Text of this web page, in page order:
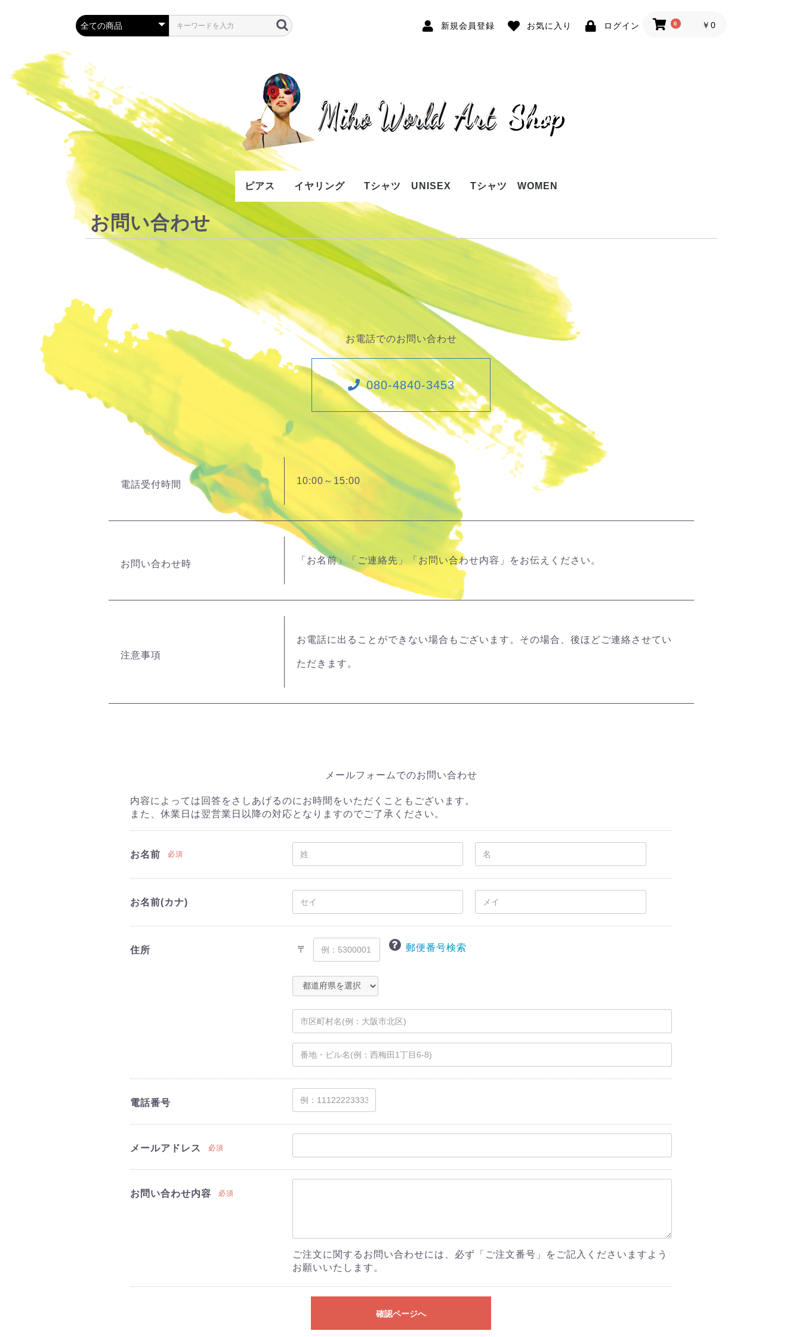
新規会員登録 お気に入り ログイン 0 ￥0
ピアス イヤリング Tシャツ UNISEX Tシャツ WOMEN
お問い合わせ
お電話でのお問い合わせ
080-4840-3453
電話受付時間 10:00～15:00
お問い合わせ時 「お名前」「ご連絡先」「お問い合わせ内容」をお伝えください。
注意事項
お電話に出ることができない場合もございます。その場合、後ほどご連絡させてい
ただきます。
メールフォームでのお問い合わせ
内容によっては回答をさしあげるのにお時間をいただくこともございます。
また、休業日は翌営業日以降の対応となりますのでご了承ください。
お名前 必須
お名前(カナ)
住所 〒 郵便番号検索
電話番号
メールアドレス 必須
お問い合わせ内容 必須
ご注文に関するお問い合わせには、必ず「ご注文番号」をご記入くださいますよう
お願いいたします。
確認ページへ